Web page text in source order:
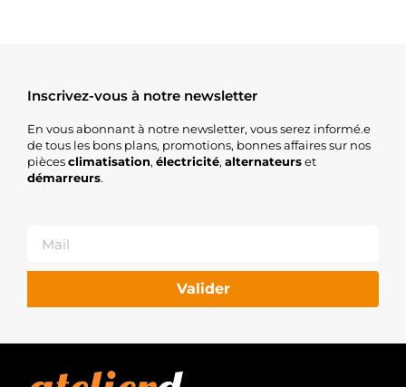
Inscrivez-vous à notre newsletter
En vous abonnant à notre newsletter, vous serez informé.e
de tous les bons plans, promotions, bonnes affaires sur nos
piècesclimatisation, électricité, alternateurset
démarreurs.
Valider